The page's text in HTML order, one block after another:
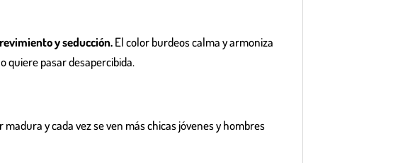
y seducción.El color burdeos calma y armoniza
quiere pasar desapercibida.
y cada vez se ven más chicas jóvenes y hombres